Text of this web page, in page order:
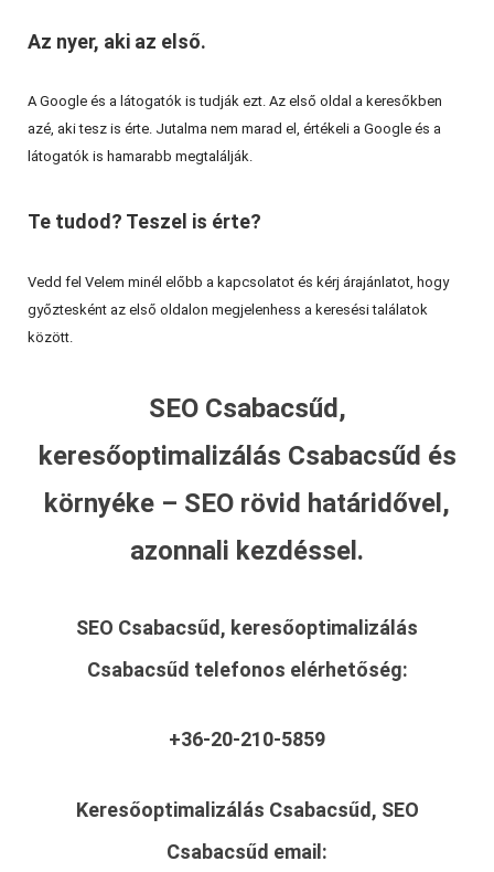
Az nyer, aki az első.
A Google és a látogatók is tudják ezt. Az első oldal a keresőkben
azé, aki tesz is érte. Jutalma nem marad el, értékeli a Google és a
látogatók is hamarabb megtalálják.
Te tudod? Teszel is érte?
Vedd fel Velem minél előbb a kapcsolatot és kérj árajánlatot, hogy
győztesként az első oldalon megjelenhess a keresési találatok
között.
SEO Csabacsűd,
keresőoptimalizálás Csabacsűd és
környéke – SEO rövid határidővel,
azonnali kezdéssel.
SEO Csabacsűd, keresőoptimalizálás
Csabacsűd telefonos elérhetőség:
+36-20-210-5859
Keresőoptimalizálás Csabacsűd, SEO
Csabacsűd email: